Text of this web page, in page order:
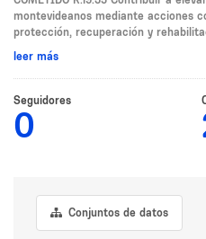
montevideanos mediante acciones
protección, recuperación y
leer más
Seguidores
0
Conjuntos de datos